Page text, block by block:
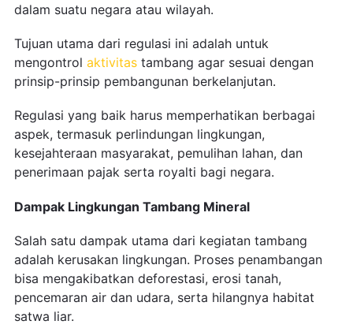
dalam suatu negara atau wilayah.
Tujuan utama dari regulasi ini adalah untuk
mengontrol aktivitastambang agar sesuai dengan
prinsip-prinsip pembangunan berkelanjutan.
Regulasi yang baik harus memperhatikan berbagai
aspek, termasuk perlindungan lingkungan,
kesejahteraan masyarakat, pemulihan lahan, dan
penerimaan pajak serta royalti bagi negara.
Dampak Lingkungan Tambang Mineral
Salah satu dampak utama dari kegiatan tambang
adalah kerusakan lingkungan. Proses penambangan
bisa mengakibatkan deforestasi, erosi tanah,
pencemaran air dan udara, serta hilangnya habitat
satwa liar.